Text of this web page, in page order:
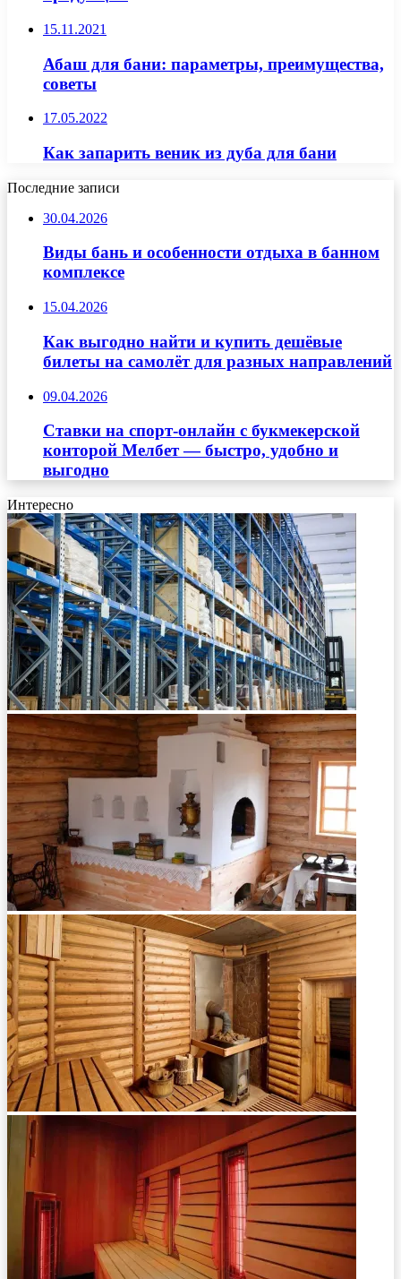
15.11.2021
Абаш для бани: параметры, преимущества,
советы
17.05.2022
Как запарить веник из дуба для бани
Последние записи
30.04.2026
Виды бань и особенности отдыха в банном
комплексе
15.04.2026
Как выгодно найти и купить дешёвые
билеты на самолёт для разных направлений
09.04.2026
Ставки на спорт-онлайн с букмекерской
конторой Мелбет — быстро, удобно и
выгодно
Интересно